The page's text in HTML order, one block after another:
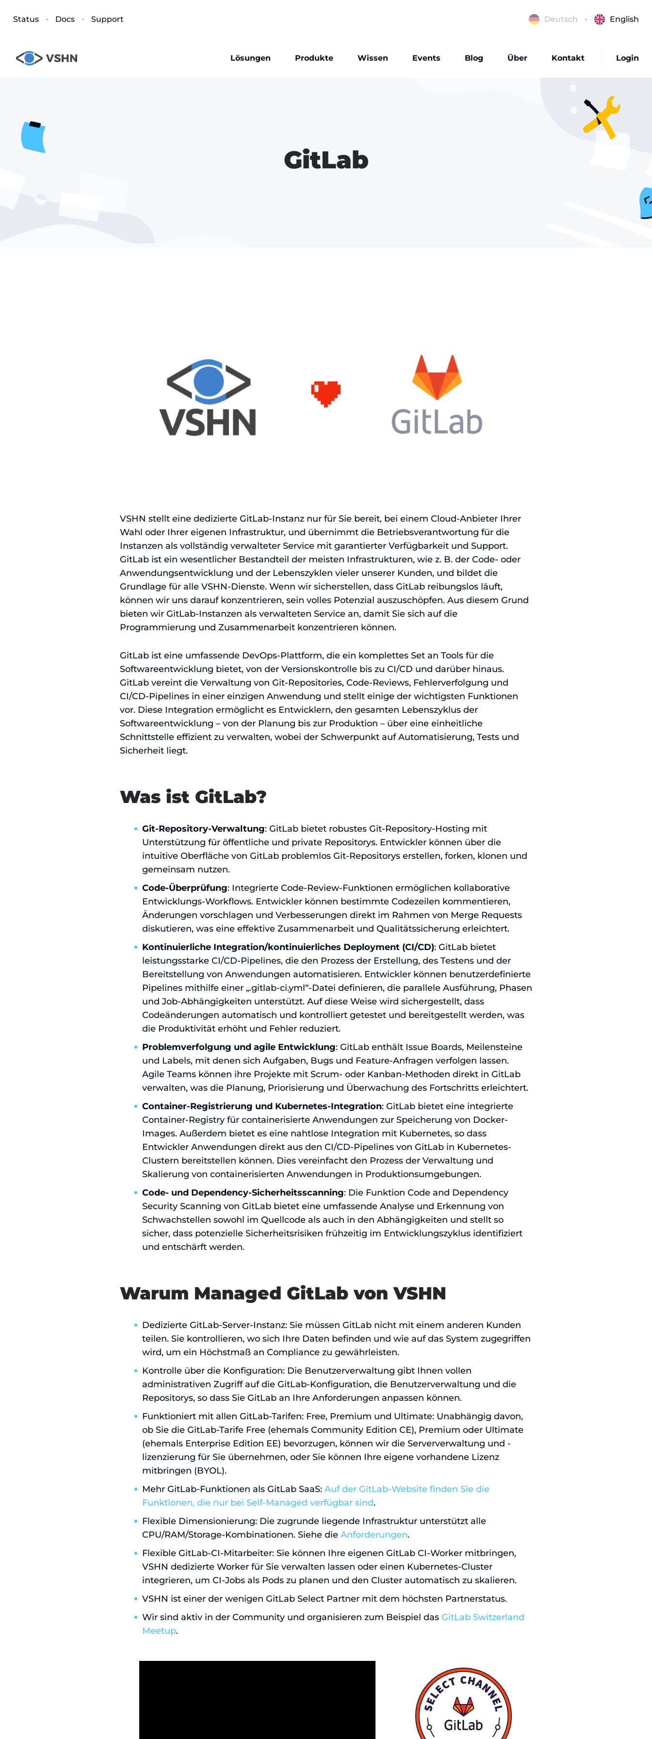
Status Docs Support Deutsch English
Lösungen Produkte Wissen Events Blog Über Kontakt Login
GitLab
VSHN stellt eine dedizierte GitLab-Instanz nur für Sie bereit, bei einem Cloud-Anbieter Ihrer
Wahl oder Ihrer eigenen Infrastruktur, und übernimmt die Betriebsverantwortung für die
Instanzen als vollständig verwalteter Service mit garantierter Verfügbarkeit und Support.
GitLab ist ein wesentlicher Bestandteil der meisten Infrastrukturen, wie z. B. der Code- oder
Anwendungsentwicklung und der Lebenszyklen vieler unserer Kunden, und bildet die
Grundlage für alle VSHN-Dienste. Wenn wir sicherstellen, dass GitLab reibungslos läuft,
können wir uns darauf konzentrieren, sein volles Potenzial auszuschöpfen. Aus diesem Grund
bieten wir GitLab-Instanzen als verwalteten Service an, damit Sie sich auf die
Programmierung und Zusammenarbeit konzentrieren können.
GitLab ist eine umfassende DevOps-Plattform, die ein komplettes Set an Tools für die
Softwareentwicklung bietet, von der Versionskontrolle bis zu CI/CD und darüber hinaus.
GitLab vereint die Verwaltung von Git-Repositories, Code-Reviews, Fehlerverfolgung und
CI/CD-Pipelines in einer einzigen Anwendung und stellt einige der wichtigsten Funktionen
vor. Diese Integration ermöglicht es Entwicklern, den gesamten Lebenszyklus der
Softwareentwicklung – von der Planung bis zur Produktion – über eine einheitliche
Schnittstelle effizient zu verwalten, wobei der Schwerpunkt auf Automatisierung, Tests und
Sicherheit liegt.
Was ist GitLab?
Git-Repository-Verwaltung: GitLab bietet robustes Git-Repository-Hosting mit
Unterstützung für öffentliche und private Repositorys. Entwickler können über die
intuitive Oberfläche von GitLab problemlos Git-Repositorys erstellen, forken, klonen und
gemeinsam nutzen.
Code-Überprüfung: Integrierte Code-Review-Funktionen ermöglichen kollaborative
Entwicklungs-Workflows. Entwickler können bestimmte Codezeilen kommentieren,
Änderungen vorschlagen und Verbesserungen direkt im Rahmen von Merge Requests
diskutieren, was eine effektive Zusammenarbeit und Qualitätssicherung erleichtert.
Kontinuierliche Integration/kontinuierliches Deployment (CI/CD): GitLab bietet
leistungsstarke CI/CD-Pipelines, die den Prozess der Erstellung, des Testens und der
Bereitstellung von Anwendungen automatisieren. Entwickler können benutzerdefinierte
Pipelines mithilfe einer „.gitlab-ci.yml“-Datei definieren, die parallele Ausführung, Phasen
und Job-Abhängigkeiten unterstützt. Auf diese Weise wird sichergestellt, dass
Codeänderungen automatisch und kontrolliert getestet und bereitgestellt werden, was
die Produktivität erhöht und Fehler reduziert.
Problemverfolgung und agile Entwicklung: GitLab enthält Issue Boards, Meilensteine
und Labels, mit denen sich Aufgaben, Bugs und Feature-Anfragen verfolgen lassen.
Agile Teams können ihre Projekte mit Scrum- oder Kanban-Methoden direkt in GitLab
verwalten, was die Planung, Priorisierung und Überwachung des Fortschritts erleichtert.
Container-Registrierung und Kubernetes-Integration: GitLab bietet eine integrierte
Container-Registry für containerisierte Anwendungen zur Speicherung von Docker-
Images. Außerdem bietet es eine nahtlose Integration mit Kubernetes, so dass
Entwickler Anwendungen direkt aus den CI/CD-Pipelines von GitLab in Kubernetes-
Clustern bereitstellen können. Dies vereinfacht den Prozess der Verwaltung und
Skalierung von containerisierten Anwendungen in Produktionsumgebungen.
Code- und Dependency-Sicherheitsscanning: Die Funktion Code and Dependency
Security Scanning von GitLab bietet eine umfassende Analyse und Erkennung von
Schwachstellen sowohl im Quellcode als auch in den Abhängigkeiten und stellt so
sicher, dass potenzielle Sicherheitsrisiken frühzeitig im Entwicklungszyklus identifiziert
und entschärft werden.
Warum Managed GitLab von VSHN
Dedizierte GitLab-Server-Instanz: Sie müssen GitLab nicht mit einem anderen Kunden
teilen. Sie kontrollieren, wo sich Ihre Daten befinden und wie auf das System zugegriffen
wird, um ein Höchstmaß an Compliance zu gewährleisten.
Kontrolle über die Konfiguration: Die Benutzerverwaltung gibt Ihnen vollen
administrativen Zugriff auf die GitLab-Konfiguration, die Benutzerverwaltung und die
Repositorys, so dass Sie GitLab an Ihre Anforderungen anpassen können.
Funktioniert mit allen GitLab-Tarifen: Free, Premium und Ultimate: Unabhängig davon,
ob Sie die GitLab-Tarife Free (ehemals Community Edition CE), Premium oder Ultimate
(ehemals Enterprise Edition EE) bevorzugen, können wir die Serververwaltung und -
lizenzierung für Sie übernehmen, oder Sie können Ihre eigene vorhandene Lizenz
mitbringen (BYOL).
Mehr GitLab-Funktionen als GitLab SaaS: Auf der GitLab-Website finden Sie die
Funktionen, die nur bei Self-Managed verfügbar sind.
Flexible Dimensionierung: Die zugrunde liegende Infrastruktur unterstützt alle
CPU/RAM/Storage-Kombinationen. Siehe die Anforderungen.
Flexible GitLab-CI-Mitarbeiter: Sie können Ihre eigenen GitLab CI-Worker mitbringen,
VSHN dedizierte Worker für Sie verwalten lassen oder einen Kubernetes-Cluster
integrieren, um CI-Jobs als Pods zu planen und den Cluster automatisch zu skalieren.
VSHN ist einer der wenigen GitLab Select Partner mit dem höchsten Partnerstatus.
Wir sind aktiv in der Community und organisieren zum Beispiel das GitLab Switzerland
Meetup.